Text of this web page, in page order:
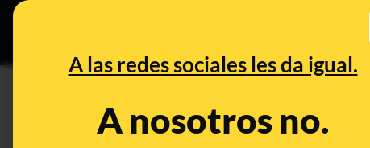
A las redes sociales les da igual.
A nosotros no.
Las afirmaciones falsas de